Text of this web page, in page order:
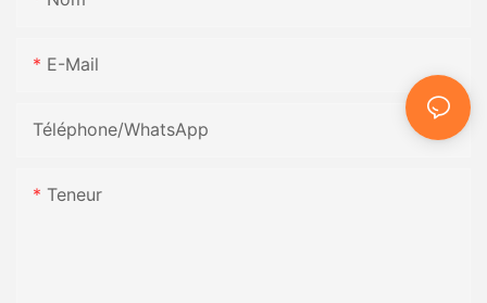
E-Mail
Téléphone/WhatsApp
Teneur